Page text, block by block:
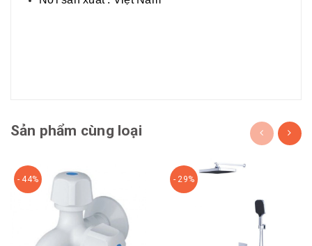
Sản phẩm cùng loại
- 44% - 29%